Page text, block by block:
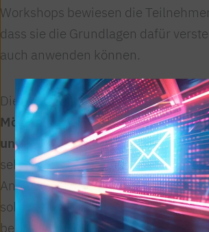
Workshops bewiesen die
dass sie die Grundlagen dafür
auch anwenden können.
Die Zukunftsbranche EEI bietet
Möglichkeiten, die Welt von
und aktiv mitzugestalten. Neben
selbstfahrenden Autos stehen viele
Anwendungen, die uns das Leben
sollen, in den Startschuhen. Diese
beispielsweise Themen wie